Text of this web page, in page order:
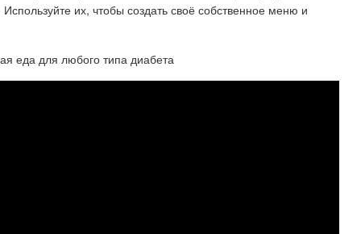
их, чтобы создать своё собственное меню и
еда для любого типа диабета